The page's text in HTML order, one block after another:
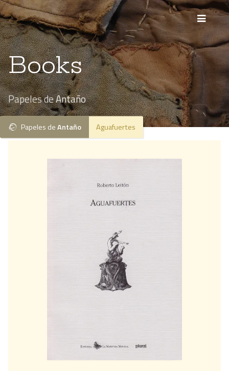
Books
Papeles deAntaño
Papeles deAntaño Aguafuertes